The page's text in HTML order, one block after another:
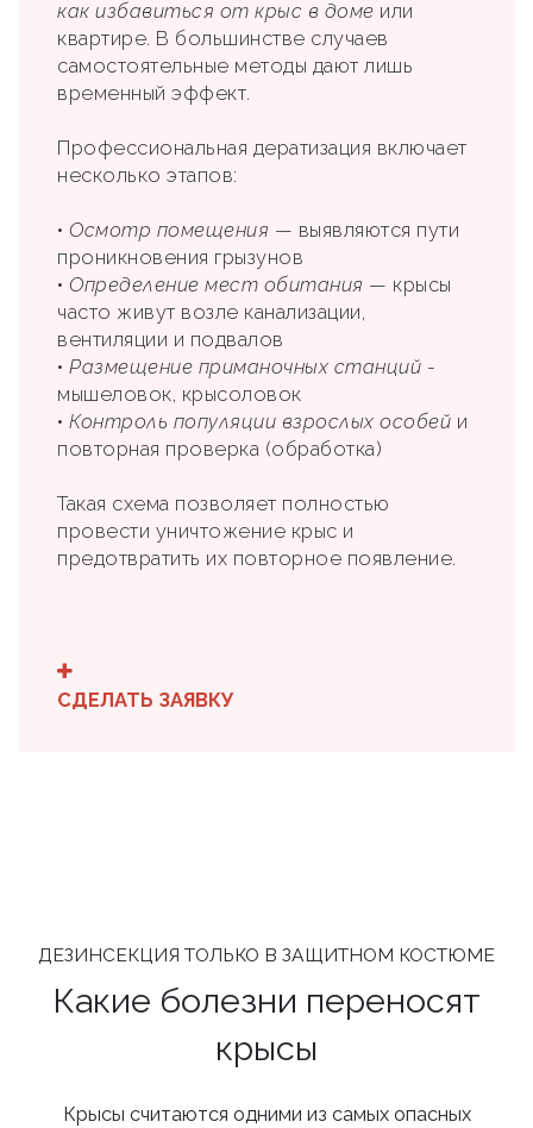
как избавиться от крыс в доме или
квартире. В большинстве случаев
самостоятельные методы дают лишь
временный эффект.
Профессиональная дератизация включает
несколько этапов:
• Осмотр помещения — выявляются пути
проникновения грызунов
• Определение мест обитания — крысы
часто живут возле канализации,
вентиляции и подвалов
• Размещение приманочных станций -
мышеловок, крысоловок
• Контроль популяции взрослых особей и
повторная проверка (обработка)
Такая схема позволяет полностью
провести уничтожение крыс и
предотвратить их повторное появление.
СДЕЛАТЬ ЗАЯВКУ
ДЕЗИНСЕКЦИЯ ТОЛЬКО В ЗАЩИТНОМ КОСТЮМЕ
Какие болезни переносят
крысы
Крысы считаются одними из самых опасных